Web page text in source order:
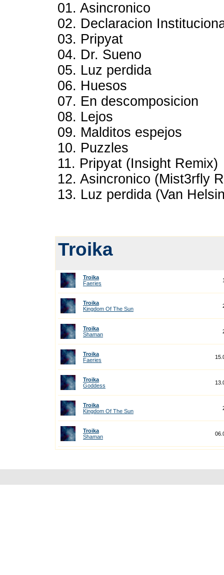
01. Asincronico
02. Declaracion
03. Pripyat
04. Dr. Sueno
05. Luz perdida
06. Huesos
07. En descomposicion
08. Lejos
09. Malditos espejos
10. Puzzles
11. Pripyat (Insight Remix)
12. Asincronico (Mist3rfly
13. Luz perdida (Van
Troika
Troika
Faeries
Troika
Kingdom Of The Sun
Troika
Shaman
Troika
Faeries
Troika
Goddess
Troika
Kingdom Of The Sun
Troika
Shaman